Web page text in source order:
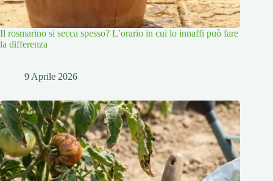
Il rosmarino si secca spesso? L’orario in cui lo innaffi può fare
la differenza
9 Aprile 2026